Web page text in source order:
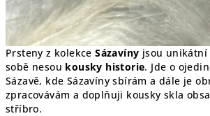
Prsteny z kolekce Sázavíny jsou unikátní
sobě nesou kousky historie. Jde o
Sázavě, kde Sázavíny sbírám a dále je
zpracovávám a doplňuji kousky skla
stříbro.